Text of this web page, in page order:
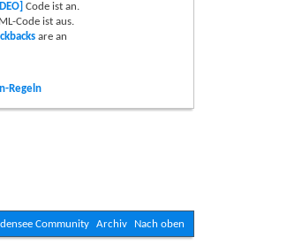
Code istan.
Code istaus.
arean
Regeln
Community Archiv Nach oben